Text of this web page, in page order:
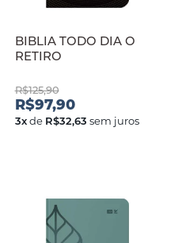
BIBLIA TODO DIA O
RETIRO
R$125,90
R$97,90
3xde R$32,63 sem juros